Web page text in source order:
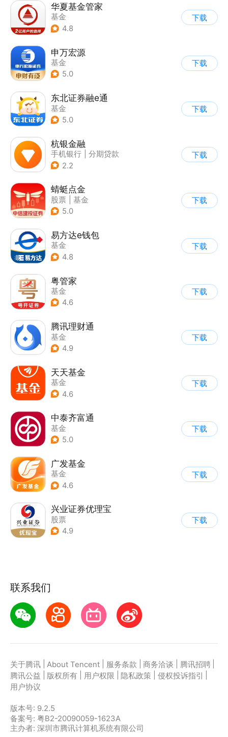
华夏基金管家
基金
4.8
下载
申万宏源
基金
5.0
下载
东北证券融e通
基金
5.0
下载
杭银金融
手机银行
分期贷款
| 基金
2.2
下载
蜻蜓点金
股票
基金
5.0
下载
易方达e钱包
基金
4.8
下载
粤管家
基金
4.6
下载
腾讯理财通
基金
4.9
下载
天天基金
基金
4.6
下载
中泰齐富通
基金
5.0
下载
广发基金
基金
4.6
下载
兴业证券优理宝
股票
4.9
下载
联系我们
关于腾讯 About Tencent 服务条款 商务洽谈 腾讯招聘
腾讯公益
版权所有 用户权限 隐私政策 侵权投诉指引
用户协议
版本号: 9.2.5
备案号: 粤B2-20090059-1623A
主办者: 深圳市腾讯计算机系统有限公司